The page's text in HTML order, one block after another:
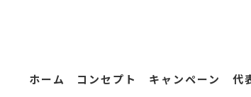
ホーム コンセプト キャンペーン 代